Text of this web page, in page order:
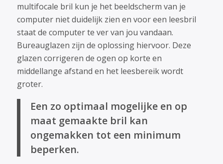
multifocale bril kun je het beeldscherm van je
computer niet duidelijk zien en voor een leesbril
staat de computer te ver van jou vandaan.
Bureauglazen zijn de oplossing hiervoor. Deze
glazen corrigeren de ogen op korte en
middellange afstand en het leesbereik wordt
groter.
Een zo optimaal mogelijke en op
maat gemaakte bril kan
ongemakken tot een minimum
beperken.